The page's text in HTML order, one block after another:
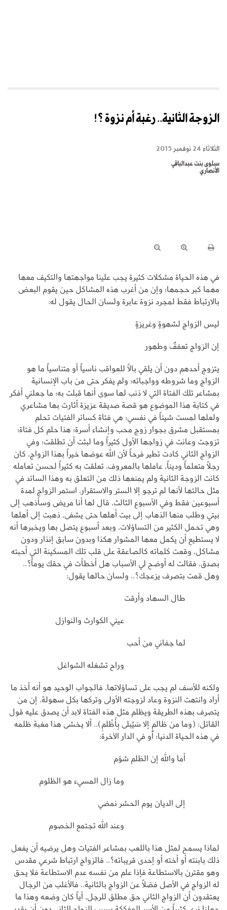
الزوجة الثانية.. رغبة أم نزوة ؟!
الثلاثاء 24 نوفمبر 2015
سلوى بنت عبدالباقي
الأنصاري
في هذه الحياة مشكلات كثيرة يجب علينا مواجهتها والتكيف معها
مهما كبر حجمها؛ وإن من أغرب هذه المشاكل حين يقوم البعض
بالارتباط فقط لمجرد نزوة عابرة ولسان الحال يقول له:
ليس الزواج لشهوةٍ وغريزةٍ
إن الزواج تعففٌ وطهور
يتزوج أحدهم دون أن يلقي بالاً للعواقب ناسياً أو متناسياً ما هو
الزواج وما شروطه وواجباته؛ ولم يفكر حتى من باب الإنسانية
بمشاعر تلك الفتاة التي لا ذنب لها سوى أنها قبلت به؛ ما جعلني أفكر
في كتابة هذا الموضوع هو قصة صديقة عزيزة أثارت بها مشاعري
ولعلها لمست شيئاً في نفسي؛ هي فتاة كسائر الفتيات تحلم
بمستقبل مشرق بجوار زوج محب وإنشاء أسرة؛ هذا حلم كل فتاة؛
تزوجت وعانت في زواجها الأول كثيراً وما لبثت أن تطلقت؛ وفي
الزواج الثاني كادت تطير فرحاً لأن الله عوضها خيراً بهذا الزواج، كان
رجلاً متعلماً وديناً، عاملها بالمعروف، تعلقت به كثيراً لحسن تعامله
كانت الزوجة الثانية ولم يمنعها ذلك من التعلق به وهذا السائد في
مثل حالتها لأنها لم ترجو إلا الستر والاستقرار، استمر الزواج لمدة
أسبوعين فقط وفي الأسبوع الثالث، قال لها أنا مريض وسأذهب إلى
بيتي وطلب منها الذهاب إلى بيت أهلها حتى يشفى، ذهبت إلى أهلها
وهي تحمل الكثير من التساؤلات، وبعد أسبوع يتصل بها ويخبرها أنه
لا يستطيع أن يكمل معها المشوار هكذا وبدون سابق إنذار ودون
مشاكل، وقعت كلماته كالصاعقة على قلب تلك المسكينة التي أحبته
بصدق، فقالت له أوضح لي الأسباب هل أخطأت في حقك يوماً؟..
وهل قمت بتصرف يزعجك؟.. ولسان حالها يقول:
طال السهاد وأرقت
عيني الكوارث والنوازل
لما جفاني من أحب
وراح تشغله الشواغل
ولكنه للأسف لم يجب على تساؤلاتها، فالجواب الوحيد هو أنه أخذ ما
أراد وانتهت النزوة وعاد لزوجته الأولى وتركها بكل سهولة. إن من
يتصرف بهذه الطريقة ويظلم مثل هذه الفتاة لابد أن يصدق عليه قول
القائل: (وما من ظالمٍ إلا سَيُبلى بِأَظْلمِ).. ألا يخشى هذا مغبة ظلمه
في هذه الحياة الدنيا؛ أو في الدار الآخرة:
أما والله إن الظلم شؤم
وما زال المسيء هو الظلوم
إلى الديان يوم الحشر نمضي
وعند الله تجتمع الخصوم
لماذا يسمح لمثل هذا باللعب بمشاعر الفتيات وهل يرضيه أن يفعل
ذلك بابنته أو أخته أو إحدى قريباته؟.. فالزواج ارتباط شرعي مقدس
وهو مقترن بالاستطاعة فإذا علم من نفسه عدم الاستطاعة فلا يحق
له الزواج في الأصل فضلاً عن الزواج بالثانية.. فالأغلب من الرجال
يعتقدون أن الزواج الثاني حق مطلق للرجل، أياً كان وضعه وهذا ما